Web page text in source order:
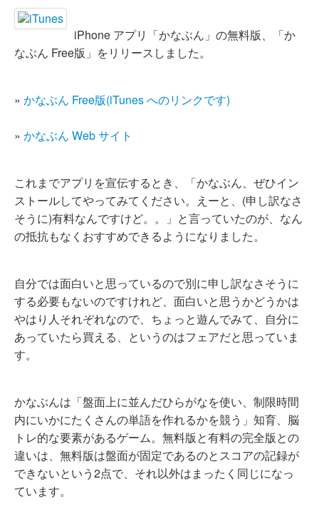
iPhone アプリ「かなぶん」の無料版、「か
なぶん Free版」をリリースしました。
» かなぶん Free版(iTunes へのリンクです)
» かなぶん Web サイト
これまでアプリを宣伝するとき、「かなぶん、ぜひイン
ストールしてやってみてください。えーと、(申し訳なさ
そうに)有料なんですけど。。」と言っていたのが、なん
の抵抗もなくおすすめできるようになりました。
自分では面白いと思っているので別に申し訳なさそうに
する必要もないのですけれど、面白いと思うかどうかは
やはり人それぞれなので、ちょっと遊んでみて、自分に
あっていたら買える、というのはフェアだと思っていま
す。
かなぶんは「盤面上に並んだひらがなを使い、制限時間
内にいかにたくさんの単語を作れるかを競う」知育、脳
トレ的な要素があるゲーム。無料版と有料の完全版との
違いは、無料版は盤面が固定であるのとスコアの記録が
できないという2点で、それ以外はまったく同じになっ
ています。